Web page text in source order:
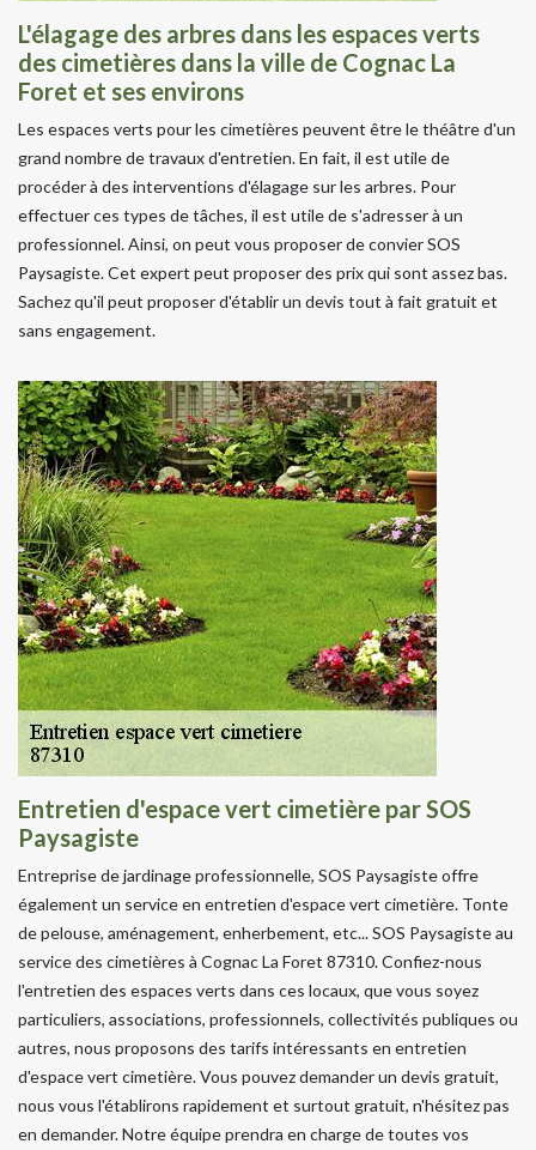
L'élagage des arbres dans les espaces verts
des cimetières dans la ville de Cognac La
Foret et ses environs
Les espaces verts pour les cimetières peuvent être le théâtre d'un
grand nombre de travaux d'entretien. En fait, il est utile de
procéder à des interventions d'élagage sur les arbres. Pour
effectuer ces types de tâches, il est utile de s'adresser à un
professionnel. Ainsi, on peut vous proposer de convier SOS
Paysagiste. Cet expert peut proposer des prix qui sont assez bas.
Sachez qu'il peut proposer d'établir un devis tout à fait gratuit et
sans engagement.
Entretien d'espace vert cimetière par SOS
Paysagiste
Entreprise de jardinage professionnelle, SOS Paysagiste offre
également un service en entretien d'espace vert cimetière. Tonte
de pelouse, aménagement, enherbement, etc... SOS Paysagiste au
service des cimetières à Cognac La Foret 87310. Confiez-nous
l'entretien des espaces verts dans ces locaux, que vous soyez
particuliers, associations, professionnels, collectivités publiques ou
autres, nous proposons des tarifs intéressants en entretien
d'espace vert cimetière. Vous pouvez demander un devis gratuit,
nous vous l'établirons rapidement et surtout gratuit, n'hésitez pas
en demander. Notre équipe prendra en charge de toutes vos